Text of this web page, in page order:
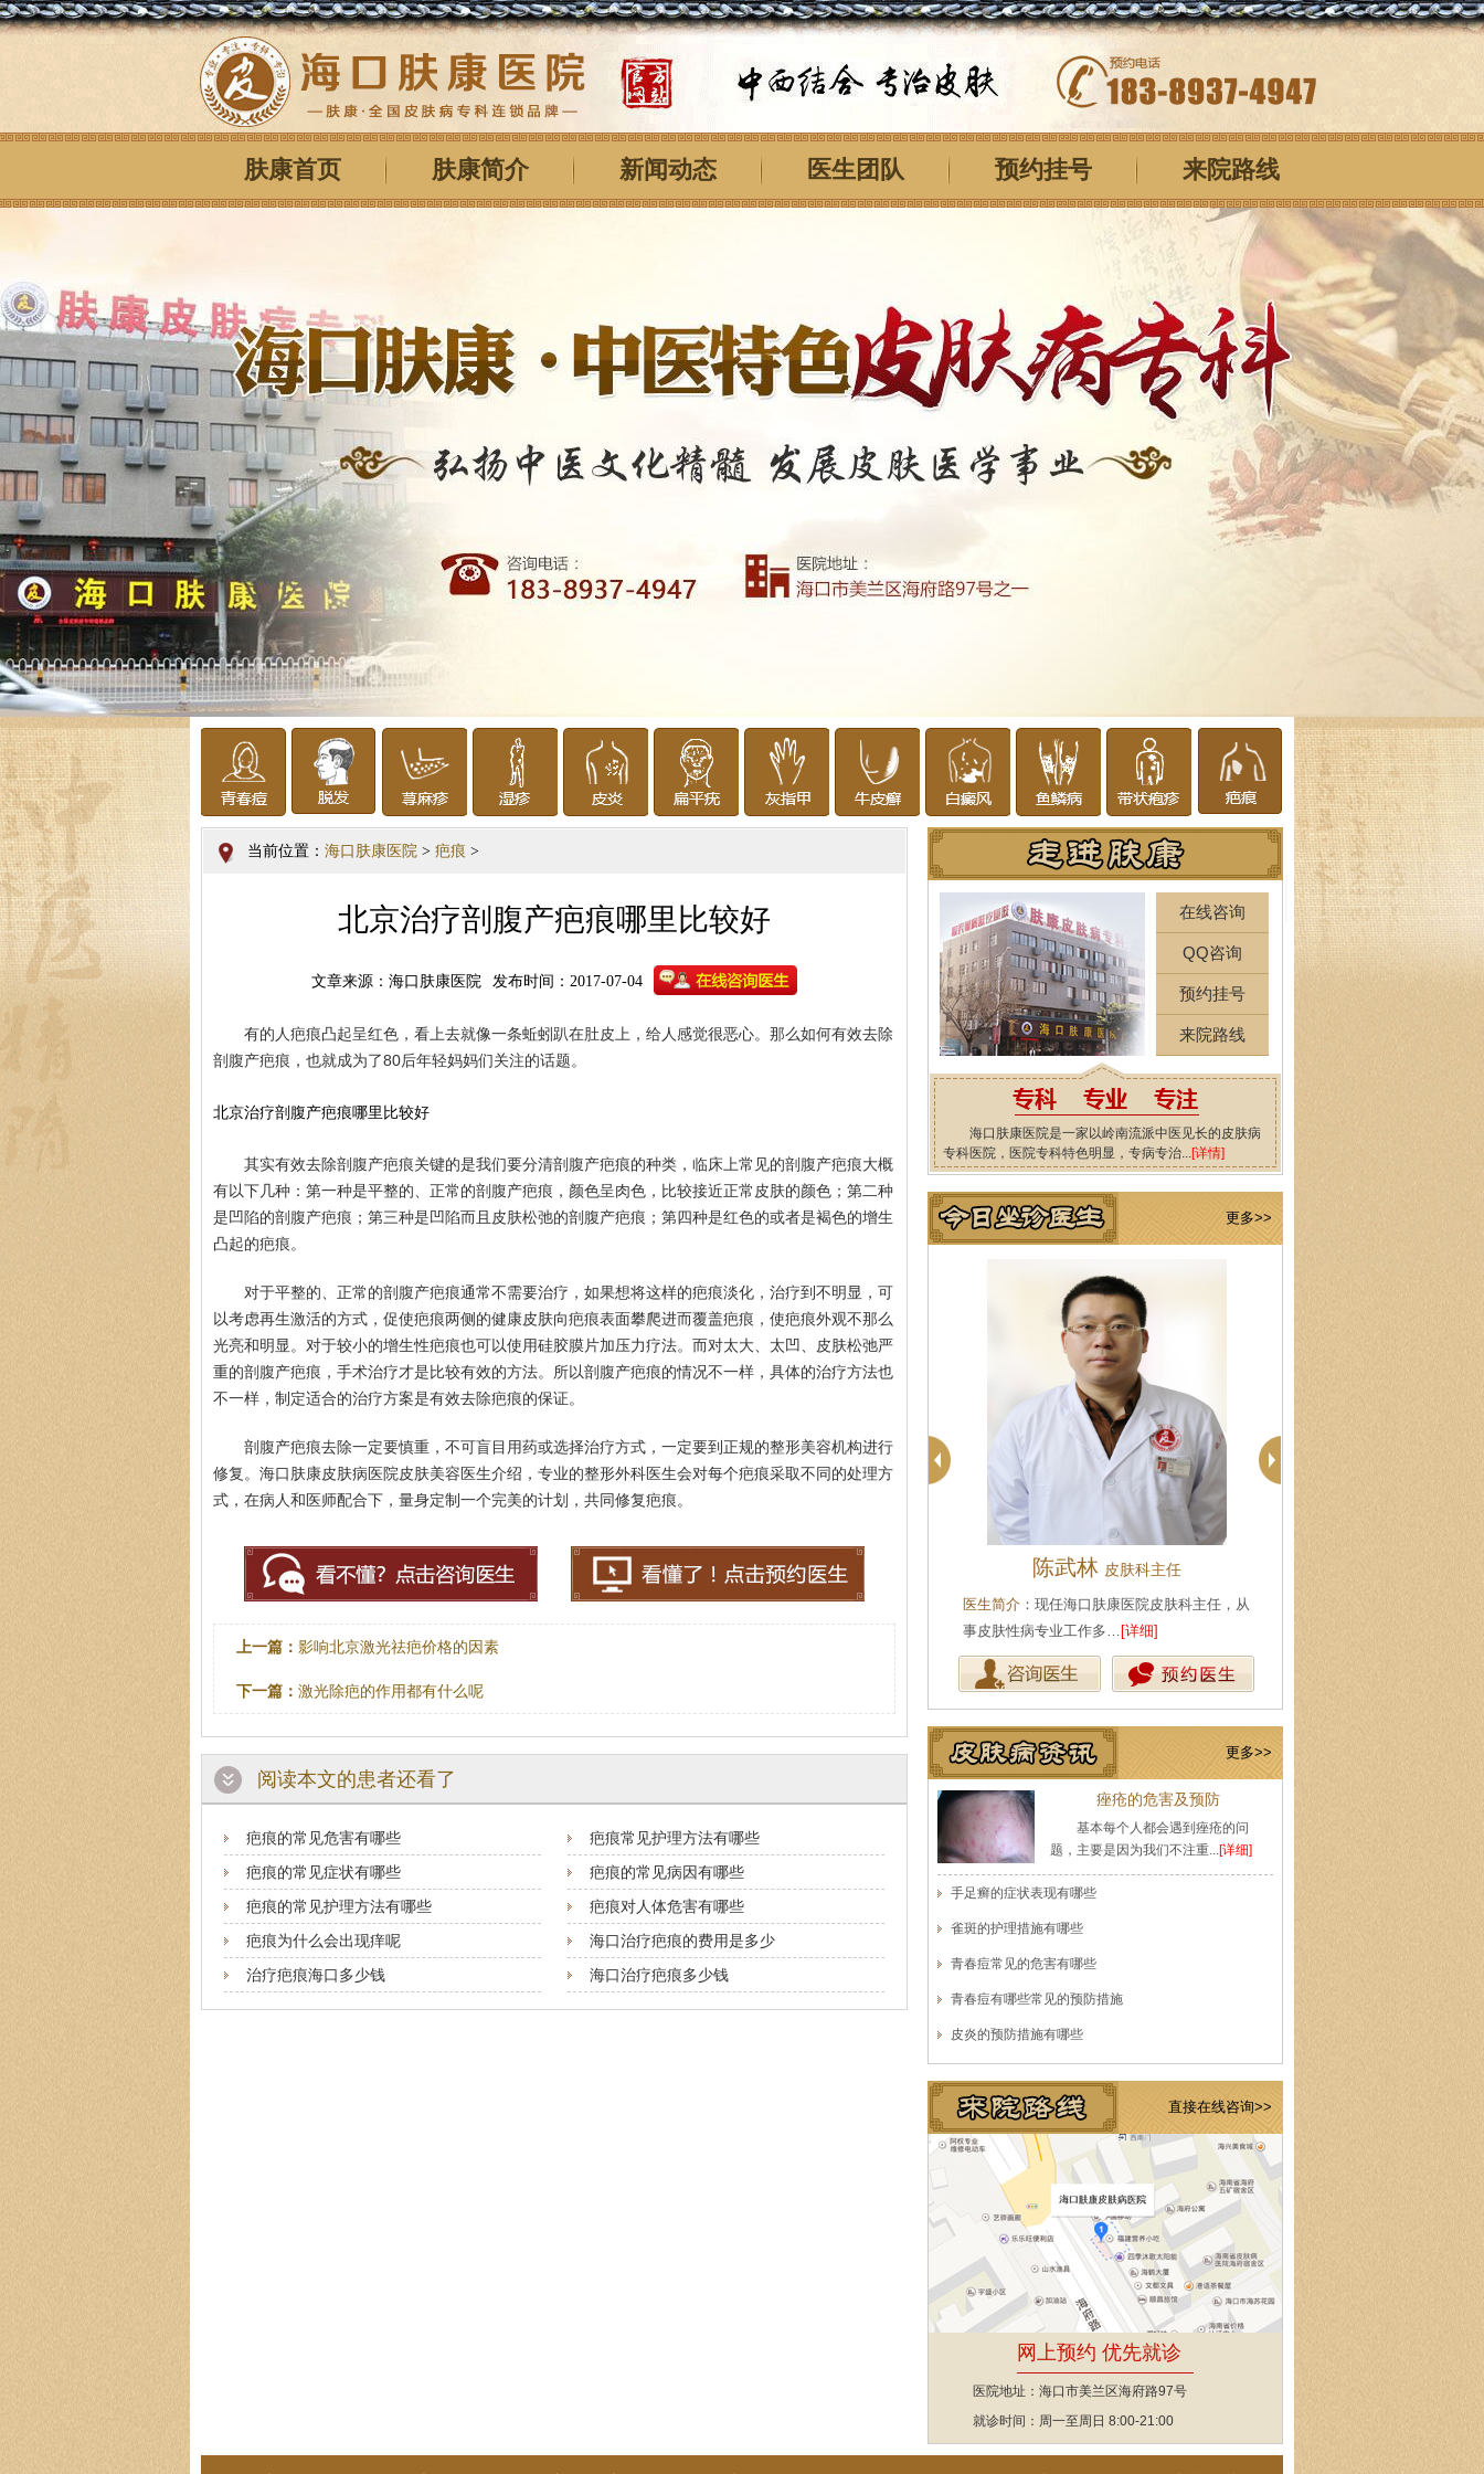
肤康首页 肤康简介 新闻动态 医生团队 预约挂号 来院路线
当前位置： 海口肤康医院 > 疤痕 >
北京治疗剖腹产疤痕哪里比较好
文章来源：海口肤康医院 发布时间：2017-07-04
有的人疤痕凸起呈红色，看上去就像一条蚯蚓趴在肚皮上，给人感觉很恶心。那么如何有效去除
剖腹产疤痕，也就成为了80后年轻妈妈们关注的话题。
北京治疗剖腹产疤痕哪里比较好
其实有效去除剖腹产疤痕关键的是我们要分清剖腹产疤痕的种类，临床上常见的剖腹产疤痕大概
有以下几种：第一种是平整的、正常的剖腹产疤痕，颜色呈肉色，比较接近正常皮肤的颜色；第二种
是凹陷的剖腹产疤痕；第三种是凹陷而且皮肤松弛的剖腹产疤痕；第四种是红色的或者是褐色的增生
凸起的疤痕。
对于平整的、正常的剖腹产疤痕通常不需要治疗，如果想将这样的疤痕淡化，治疗到不明显，可
以考虑再生激活的方式，促使疤痕两侧的健康皮肤向疤痕表面攀爬进而覆盖疤痕，使疤痕外观不那么
光亮和明显。对于较小的增生性疤痕也可以使用硅胶膜片加压力疗法。而对太大、太凹、皮肤松弛严
重的剖腹产疤痕，手术治疗才是比较有效的方法。所以剖腹产疤痕的情况不一样，具体的治疗方法也
不一样，制定适合的治疗方案是有效去除疤痕的保证。
剖腹产疤痕去除一定要慎重，不可盲目用药或选择治疗方式，一定要到正规的整形美容机构进行
修复。海口肤康皮肤病医院皮肤美容医生介绍，专业的整形外科医生会对每个疤痕采取不同的处理方
式，在病人和医师配合下，量身定制一个完美的计划，共同修复疤痕。
上一篇： 影响北京激光祛疤价格的因素
下一篇： 激光除疤的作用都有什么呢
阅读本文的患者还看了
疤痕的常见危害有哪些
疤痕常见护理方法有哪些
疤痕的常见症状有哪些
疤痕的常见病因有哪些
疤痕的常见护理方法有哪些
疤痕对人体危害有哪些
疤痕为什么会出现痒呢
海口治疗疤痕的费用是多少
治疗疤痕海口多少钱
海口治疗疤痕多少钱
在线咨询
QQ咨询
预约挂号
来院路线
海口肤康医院是一家以岭南流派中医见长的皮肤病
专科医院，医院专科特色明显，专病专治...[详情]
更多>>
王珍 会诊专家
医生简介：原海南医学院附属医院皮肤科主任
陈武林 皮肤科主任
医生简介 ：现任海口肤康医院皮肤科主任，从
事皮肤性病专业工作多… [详细]
更多>>
痤疮的危害及预防
基本每个人都会遇到痤疮的问
题，主要是因为我们不注重...[详细]
手足癣的症状表现有哪些
雀斑的护理措施有哪些
青春痘常见的危害有哪些
青春痘有哪些常见的预防措施
皮炎的预防措施有哪些
直接在线咨询>>
网上预约 优先就诊
医院地址：海口市美兰区海府路97号
就诊时间：周一至周日 8:00-21:00